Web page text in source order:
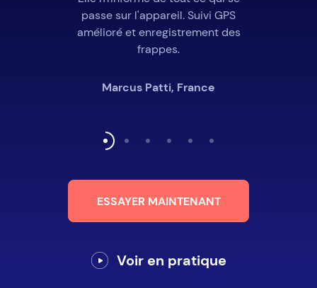
passe sur l'appareil. Suivi GPS
amélioré et enregistrement des
frappes.
Marcus Patti, France
ESSAYER MAINTENANT
Voir en pratique